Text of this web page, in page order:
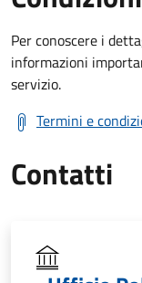
Per conoscere i
informazioni
servizio.
Termini e
Contatti